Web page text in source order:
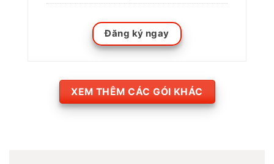
Đăng ký ngay
XEM THÊM CÁC GÓI KHÁC